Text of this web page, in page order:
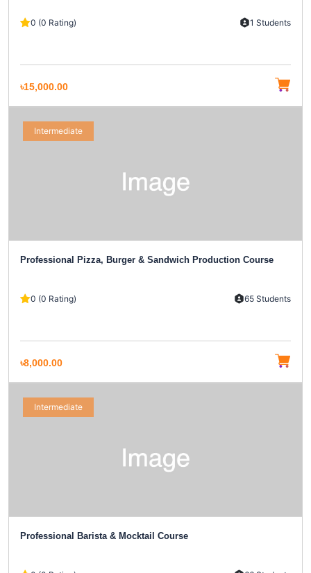
0 (0 Rating) 1 Students
৳15,000.00
Intermediate
Professional Pizza, Burger & Sandwich Production Course
0 (0 Rating) 65 Students
৳8,000.00
Intermediate
Professional Barista & Mocktail Course